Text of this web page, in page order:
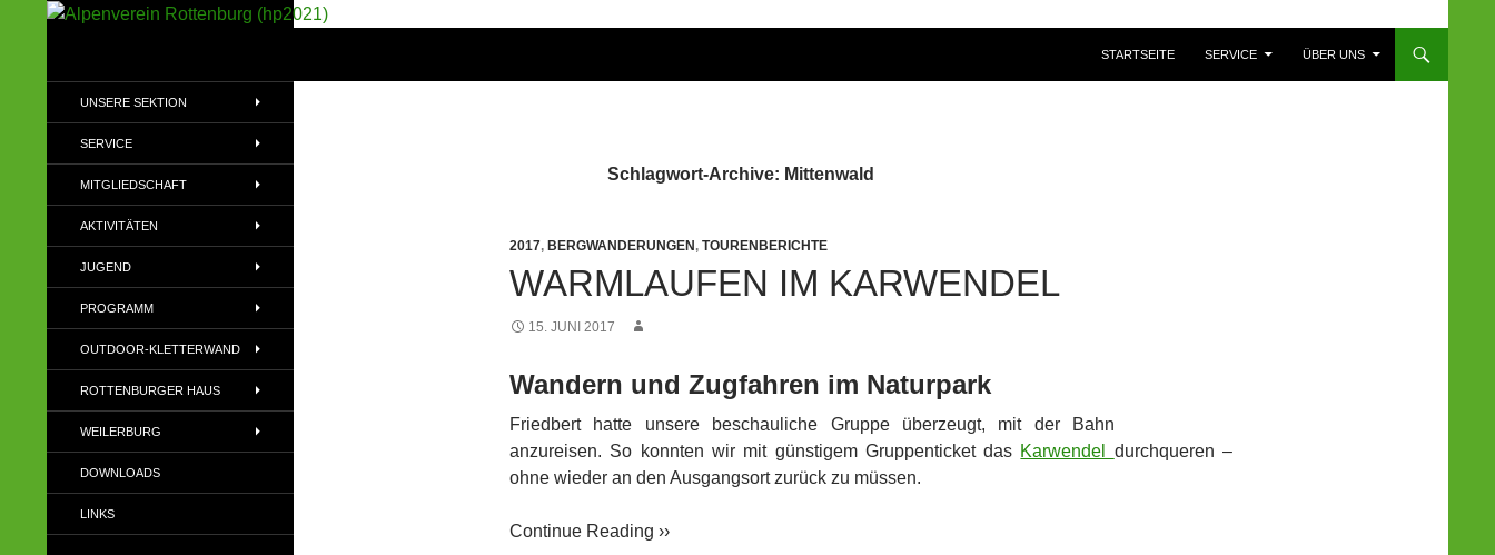
STARTSEITE
SERVICE ÜBER UNS
Schlagwort-Archive: Mittenwald
2017, BERGWANDERUNGEN, TOURENBERICHTE
WARMLAUFEN IM KARWENDEL
15. JUNI 2017
Wandern und Zugfahren im Naturpark
Friedbert hatte unsere beschauliche Gruppe überzeugt, mit der Bahn
anzureisen. So konnten wir mit günstigem Gruppenticket das Karwendel durchqueren –
ohne wieder an den Ausgangsort zurück zu müssen.
Continue Reading ››
(DAV)
UNSERE SEKTION
SERVICE
MITGLIEDSCHAFT
AKTIVITÄTEN
JUGEND
PROGRAMM
OUTDOOR-KLETTERWAND
ROTTENBURGER HAUS
WEILERBURG
DOWNLOADS
LINKS